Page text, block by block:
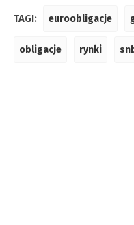
TAGI: euroobligacje
obligacje rynki